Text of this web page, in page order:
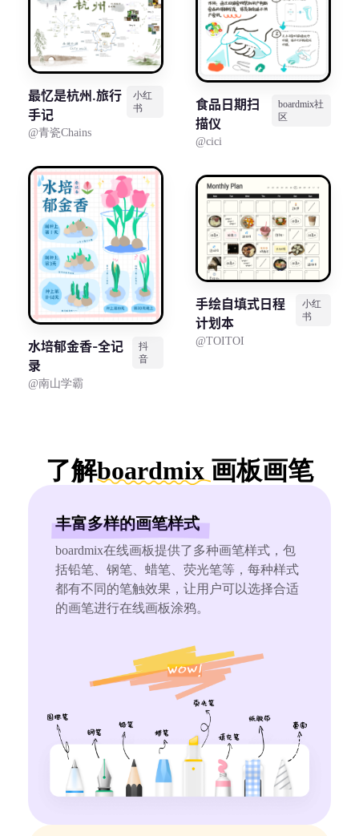
ER图
UML图
数据流图
情绪板
AI创作
创意与绘图
AI生成思维导图
AI生成鱼骨图
AI生成甘特图
AI生成组织结构图
AI生成PEST分析
AI生成平衡计分卡
AI生成时间管理四象限
AI生成胜任力模型
数据分析与策略
AI生成用户画像
AI生成Smart分析
AI生成波士顿矩阵
智能创作
AI生成PPT
AI生成图片
AI写作
最忆是杭州.旅行
手记
@青瓷Chains
小红
书
水培郁金香-全记
录
@南山学霸
抖
音
食品日期扫
描仪
@cici
boardmix社
区
手绘自填式日程
计划本
@TOITOI
小红
书
了解boardmix 画板画笔
丰富多样的画笔样式
boardmix在线画板提供了多种画笔样式，包
括铅笔、钢笔、蜡笔、荧光笔等，每种样式
都有不同的笔触效果，让用户可以选择合适
的画笔进行在线画板涂鸦。